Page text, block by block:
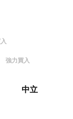
強力買入
中立